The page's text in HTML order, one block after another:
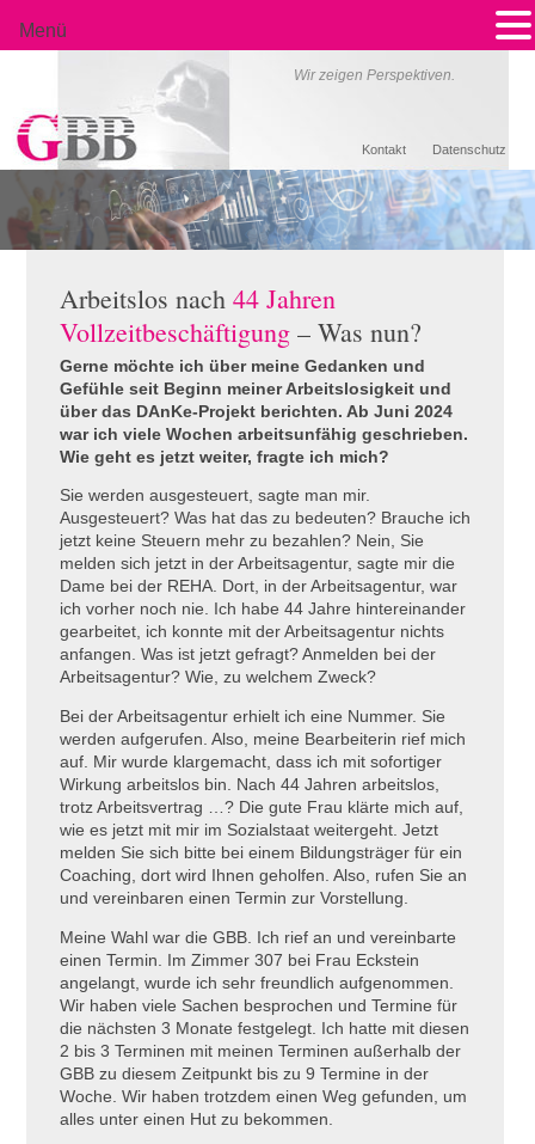
Wir zeigen Perspektiven.
Kontakt Datenschutz
Arbeitslos nach 44 Jahren
Vollzeitbeschäftigung– Was nun?
Gerne möchte ich über meine Gedanken und
Gefühle seit Beginn meiner Arbeitslosigkeit und
über das DAnKe-Projekt berichten. Ab Juni 2024
war ich viele Wochen arbeitsunfähig geschrieben.
Wie geht es jetzt weiter, fragte ich mich?
Sie werden ausgesteuert, sagte man mir.
Ausgesteuert? Was hat das zu bedeuten? Brauche ich
jetzt keine Steuern mehr zu bezahlen? Nein, Sie
melden sich jetzt in der Arbeitsagentur, sagte mir die
Dame bei der REHA. Dort, in der Arbeitsagentur, war
ich vorher noch nie. Ich habe 44 Jahre hintereinander
gearbeitet, ich konnte mit der Arbeitsagentur nichts
anfangen. Was ist jetzt gefragt? Anmelden bei der
Arbeitsagentur? Wie, zu welchem Zweck?
Bei der Arbeitsagentur erhielt ich eine Nummer. Sie
werden aufgerufen. Also, meine Bearbeiterin rief mich
auf. Mir wurde klargemacht, dass ich mit sofortiger
Wirkung arbeitslos bin. Nach 44 Jahren arbeitslos,
trotz Arbeitsvertrag …? Die gute Frau klärte mich auf,
wie es jetzt mit mir im Sozialstaat weitergeht. Jetzt
melden Sie sich bitte bei einem Bildungsträger für ein
Coaching, dort wird Ihnen geholfen. Also, rufen Sie an
und vereinbaren einen Termin zur Vorstellung.
Meine Wahl war die GBB. Ich rief an und vereinbarte
einen Termin. Im Zimmer 307 bei Frau Eckstein
angelangt, wurde ich sehr freundlich aufgenommen.
Wir haben viele Sachen besprochen und Termine für
die nächsten 3 Monate festgelegt. Ich hatte mit diesen
2 bis 3 Terminen mit meinen Terminen außerhalb der
GBB zu diesem Zeitpunkt bis zu 9 Termine in der
Woche. Wir haben trotzdem einen Weg gefunden, um
alles unter einen Hut zu bekommen.
Menü